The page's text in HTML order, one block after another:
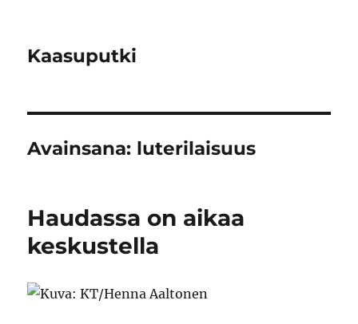
Kaasuputki
Avainsana: luterilaisuus
Haudassa on aikaa
keskustella